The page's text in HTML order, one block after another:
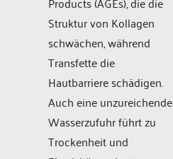
Struktur von Kollagen
schwächen, während
Transfette die
Hautbarriere schädigen.
Auch eine unzureichende
Wasserzufuhr führt zu
Trockenheit und